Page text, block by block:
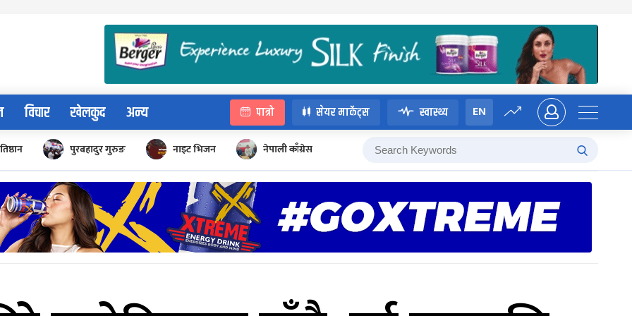
विचार खेलकुद अन्य पात्रो सेयर मार्केट्स स्वास्थ्य EN
पुरबहादुर गुरुङ नाइट भिजन नेपाली काँग्रेस